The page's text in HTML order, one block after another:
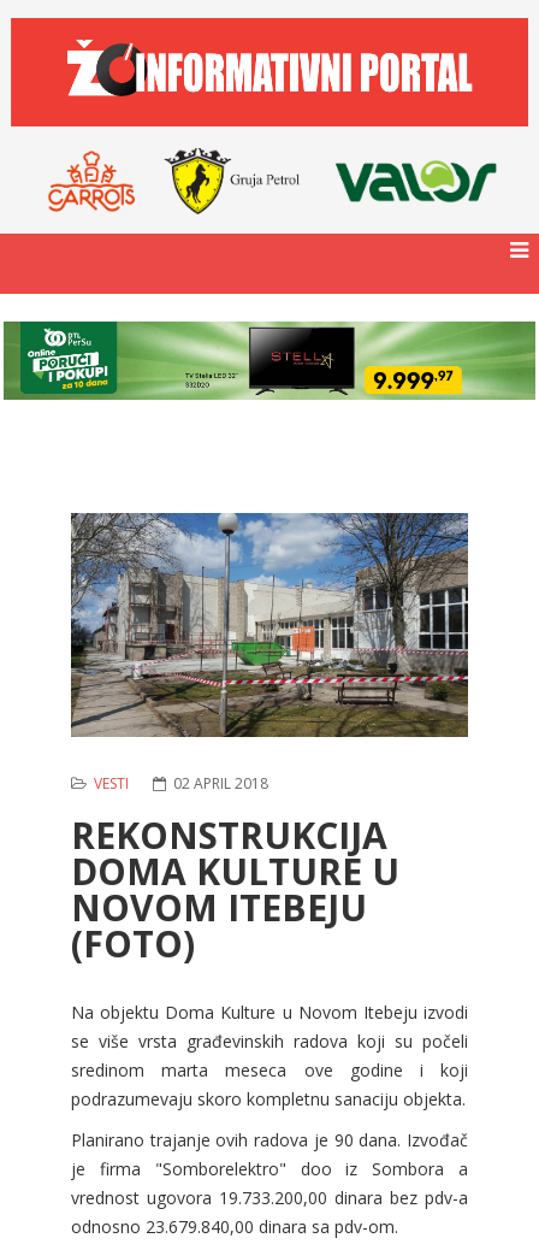
VESTI 02 APRIL 2018
REKONSTRUKCIJA
DOMA KULTURE U
NOVOM ITEBEJU
(FOTO)
Na objektu Doma Kulture u Novom Itebeju izvodi
se više vrsta građevinskih radova koji su počeli
sredinom marta meseca ove godine i koji
podrazumevaju skoro kompletnu sanaciju objekta.
Planirano trajanje ovih radova je 90 dana. Izvođač
je firma "Somborelektro" doo iz Sombora a
vrednost ugovora 19.733.200,00 dinara bez pdv-a
odnosno 23.679.840,00 dinara sa pdv-om.